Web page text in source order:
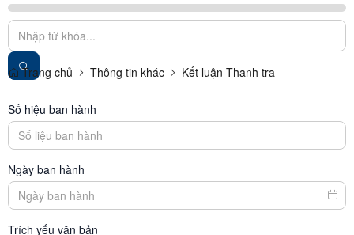
Trang chủ Thông tin khác Kết luận Thanh tra
Số hiệu ban hành
Ngày ban hành
Trích yếu văn bản